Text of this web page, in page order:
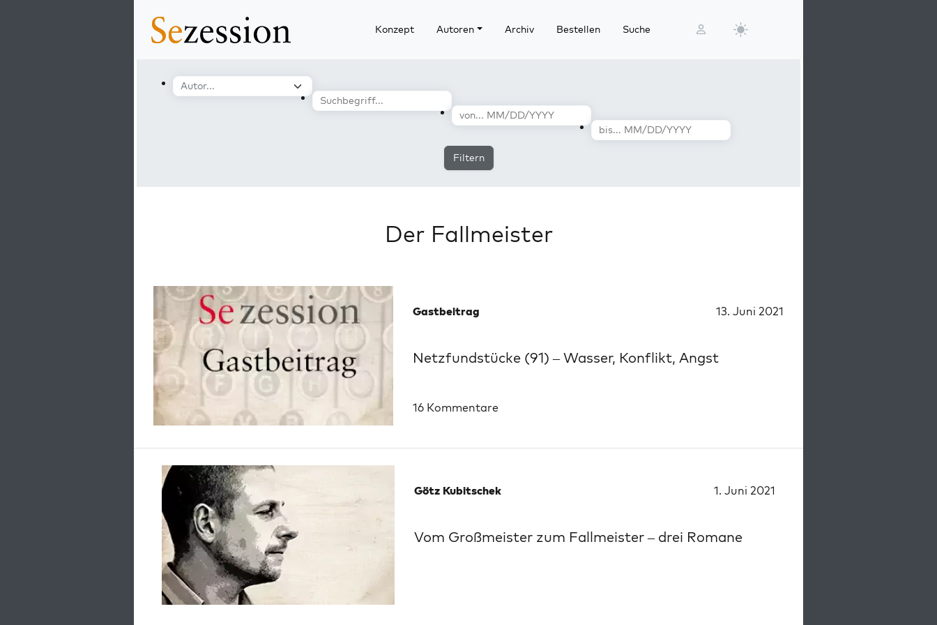
Konzept Autoren Archiv Bestellen Suche
Filtern
Der Fallmeister
Gastbeitrag 13. Juni 2021
Netzfundstücke (91) – Wasser, Konflikt, Angst
16 Kommentare
Götz Kubitschek 1. Juni 2021
Vom Großmeister zum Fallmeister – drei Romane